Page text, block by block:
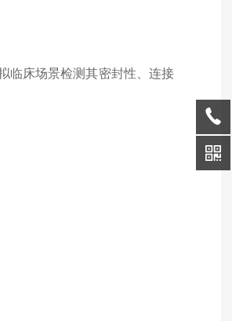
临床场景检测其密封性、连接